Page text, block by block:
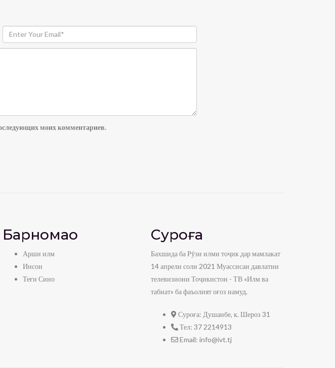
моих комментариев.
Барномаҳо
Арши илм
Инсон
Теғи Сино
Суроға
Бахшида ба Рӯзи илми тоҷик дар мамлакат
14 апрели соли 2021 Муассисаи давлатии
телевизиони Тоҷикистон - ТВ «Илм ва
табиат» ба фаъолият оғоз намуд.
Суроға: Душанбе, к. Шероз 31
Тел: 37 2214913
Email: info@ivt.tj